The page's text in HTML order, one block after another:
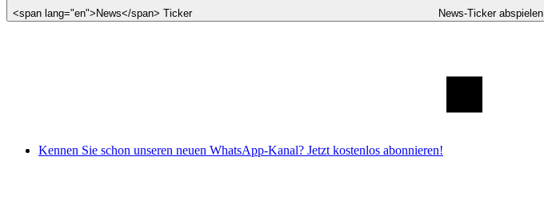
<span lang="en">News</span> Ticker News-Ticker abspielen
Kennen Sie schon unseren neuen WhatsApp-Kanal? Jetzt kostenlos abonnieren!